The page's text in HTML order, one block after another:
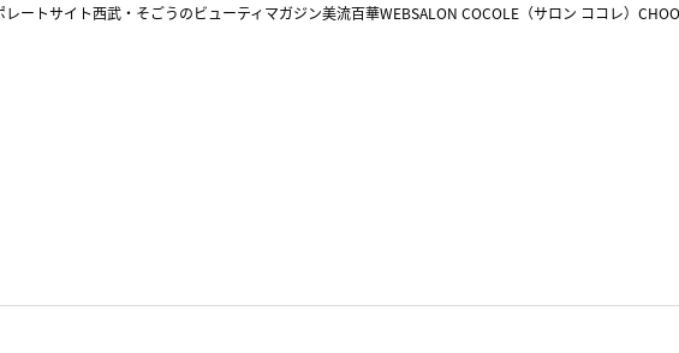
ートサイト西武・そごうのビューティマガジン美流百華WEBSALON COCOLE（サロン ココレ）